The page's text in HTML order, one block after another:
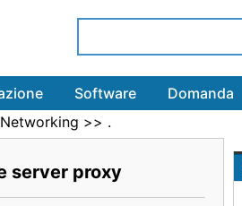
Software Domanda
>> .
server proxy